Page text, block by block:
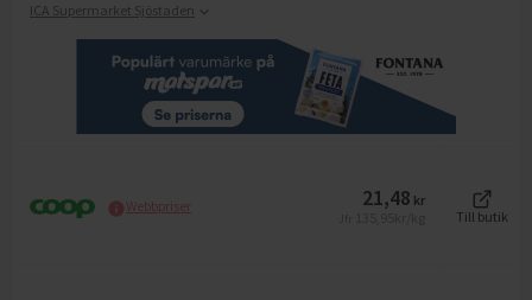
ICA Supermarket Sjöstaden
Webbpriser 21,48 kr
Till butik